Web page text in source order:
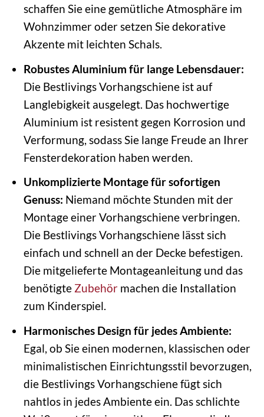
schaffen Sie eine gemütliche Atmosphäre im
Wohnzimmer oder setzen Sie dekorative
Akzente mit leichten Schals.
Robustes Aluminium für lange Lebensdauer:
Die Bestlivings Vorhangschiene ist auf
Langlebigkeit ausgelegt. Das hochwertige
Aluminium ist resistent gegen Korrosion und
Verformung, sodass Sie lange Freude an Ihrer
Fensterdekoration haben werden.
Unkomplizierte Montage für sofortigen
Genuss: Niemand möchte Stunden mit der
Montage einer Vorhangschiene verbringen.
Die Bestlivings Vorhangschiene lässt sich
einfach und schnell an der Decke befestigen.
Die mitgelieferte Montageanleitung und das
benötigte Zubehörmachen die Installation
zum Kinderspiel.
Harmonisches Design für jedes Ambiente:
Egal, ob Sie einen modernen, klassischen oder
minimalistischen Einrichtungsstil bevorzugen,
die Bestlivings Vorhangschiene fügt sich
nahtlos in jedes Ambiente ein. Das schlichte